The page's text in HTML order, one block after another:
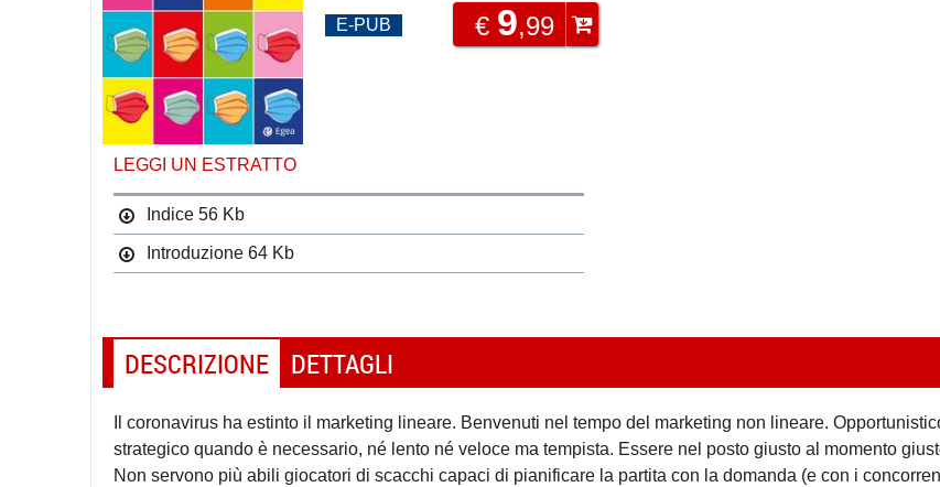
E-PUB € 9,99
LEGGI UN ESTRATTO
Indice 56 Kb
Introduzione 64 Kb
DESCRIZIONE DETTAGLI
Il coronavirus ha estinto il marketing lineare. Benvenuti nel tempo del marketing non lineare.
strategico quando è necessario, né lento né veloce ma tempista. Essere nel posto giusto al momento
Non servono più abili giocatori di scacchi capaci di pianificare la partita con la domanda (e con i